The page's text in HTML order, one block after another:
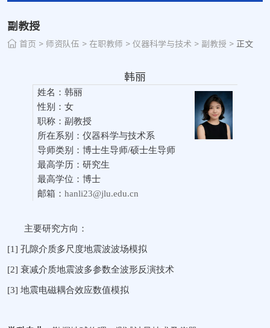
副教授
首页 > 师资队伍 > 在职教师 > 仪器科学与技术 > 副教授 > 正文
韩丽
姓名：韩丽
性别：女
职称：副教授
所在系别：仪器科学与技术系
导师类别：博士生导师/硕士生导师
最高学历：研究生
最高学位：博士
邮箱：hanli23@jlu.edu.cn
主要研究方向：
[1] 孔隙介质多尺度地震波波场模拟
[2] 衰减介质地震波多参数全波形反演技术
[3] 地震电磁耦合效应数值模拟